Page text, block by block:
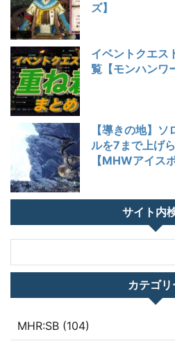
ズ】
イベントクエス
覧【モンハンワ
【導きの地】
ルを7まで上げ
【MHWアイス
サイト内
カテゴリ
MHR:SB (104)